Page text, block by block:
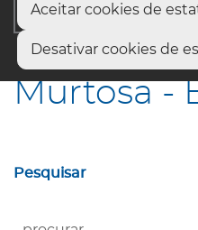
Aceitar cookies de
Desativar cookies de
Início
Murtosa -
Pesquisar